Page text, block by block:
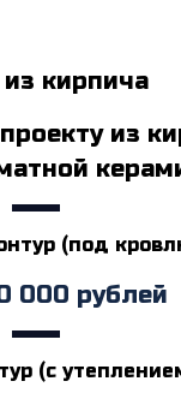
из
(под
000 рублей
(с